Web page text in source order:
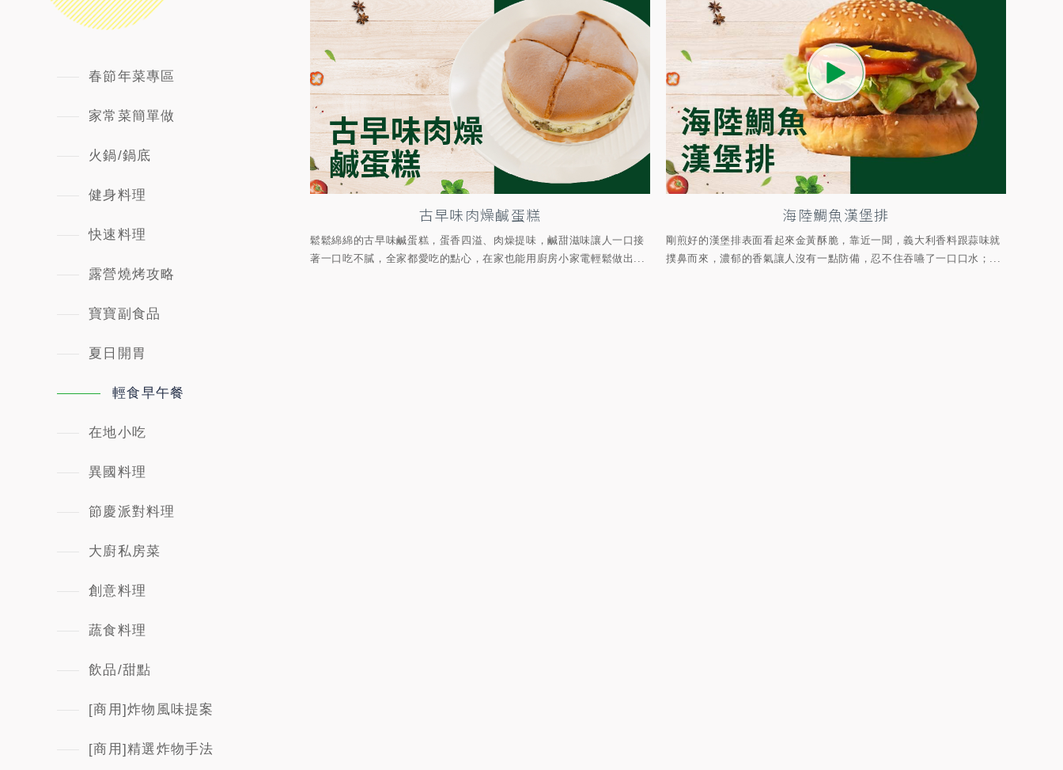
春節年菜專區
家常菜簡單做
火鍋/鍋底
健身料理
快速料理
露營燒烤攻略
寶寶副食品
夏日開胃
輕食早午餐
在地小吃
異國料理
節慶派對料理
大廚私房菜
創意料理
蔬食料理
飲品/甜點
[商用]炸物風味提案
[商用]精選炸物手法
古早味肉燥鹹蛋糕
鬆鬆綿綿的古早味鹹蛋糕，蛋香四溢、肉燥提味，鹹甜滋味讓人一口接
著一口吃不膩，全家都愛吃的點心，在家也能用廚房小家電輕鬆做出...
海陸鯛魚漢堡排
剛煎好的漢堡排表面看起來金黃酥脆，靠近一聞，義大利香料跟蒜味就
撲鼻而來，濃郁的香氣讓人沒有一點防備，忍不住吞嚥了一口口水；...